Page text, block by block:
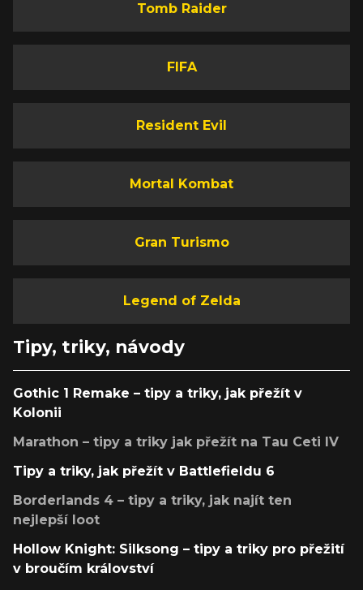
Tomb Raider
FIFA
Resident Evil
Mortal Kombat
Gran Turismo
Legend of Zelda
Tipy, triky, návody
Gothic 1 Remake – tipy a triky, jak přežít v
Kolonii
Marathon – tipy a triky jak přežít na Tau Ceti IV
Tipy a triky, jak přežít v Battlefieldu 6
Borderlands 4 – tipy a triky, jak najít ten
nejlepší loot
Hollow Knight: Silksong – tipy a triky pro přežití
v broučím království